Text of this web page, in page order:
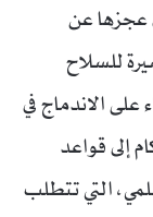
عجزها عن
للسلاح
الاندماج في
إلى قواعد
التي تتطلب